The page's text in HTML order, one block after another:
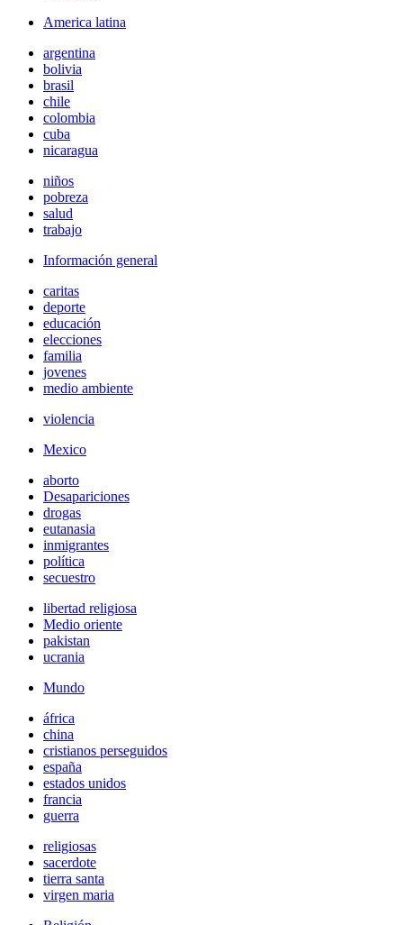
America latina
argentina
bolivia
brasil
chile
colombia
cuba
nicaragua
niños
pobreza
salud
trabajo
Información general
caritas
deporte
educación
elecciones
familia
jovenes
medio ambiente
violencia
Mexico
aborto
Desapariciones
drogas
eutanasia
inmigrantes
política
secuestro
libertad religiosa
Medio oriente
pakistan
ucrania
Mundo
áfrica
china
cristianos perseguidos
españa
estados unidos
francia
guerra
religiosas
sacerdote
tierra santa
virgen maria